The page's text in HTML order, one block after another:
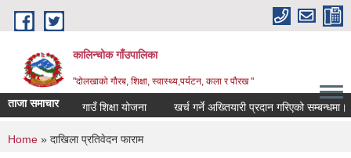
Skip to main content
कालिन्चोक गाँउपालिका
"दोलखाको गौरब, शिक्षा, स्वास्थ्य,पर्यटन, कला र पौरख "
ताजा समाचार गाउँ शिक्षा योजना खर्च गर्ने अख्तियारी प्रदान गरिएको सम्बन्धमा।
You are here
Home » दाखिला प्रतिवेदन फाराम